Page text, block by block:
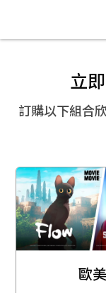
立
訂購以下組合
歐